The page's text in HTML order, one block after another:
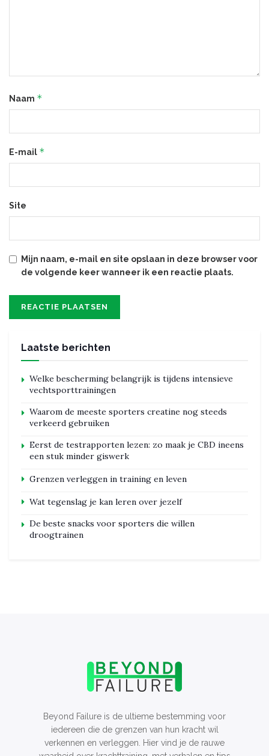
Naam *
E-mail *
Site
Mijn naam, e-mail en site opslaan in deze browser voor
de volgende keer wanneer ik een reactie plaats.
Laatste berichten
Welke bescherming belangrijk is tijdens intensieve
vechtsporttrainingen
Waarom de meeste sporters creatine nog steeds
verkeerd gebruiken
Eerst de testrapporten lezen: zo maak je CBD ineens
een stuk minder giswerk
Grenzen verleggen in training en leven
Wat tegenslag je kan leren over jezelf
De beste snacks voor sporters die willen
droogtrainen
Beyond Failure is de ultieme bestemming voor
iedereen die de grenzen van hun kracht wil
verkennen en verleggen. Hier vind je de rauwe